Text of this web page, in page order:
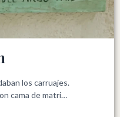
los carruajes.
cama de matri…